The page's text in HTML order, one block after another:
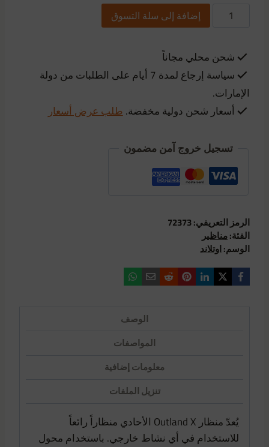
Celestron
10-
30x50mm
Monocular
with
إضافة إلى سلة التسوق
شحن محلي مجاناً
سياسة إرجاع لمدة 7 أيام على الطلبات من دولة
الإمارات.
أسعار شحن دولية مخفضة.طلب عرض أسعار
تسجيل خروج آمن مضمون
الرمز التعريفي:72373
الفئة:مناظير
الوسم:اوتلاند
الوصف
المواصفات
معلومات إضافية
تنزيل الملفات
يُعدّ منظار Outland X الأحادي منظاراً رائعاً
للاستخدام في أي نشاط خارجي. باستخدام محول